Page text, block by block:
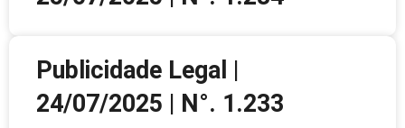
Publicidade Legal |
24/07/2025 | N°. 1.233